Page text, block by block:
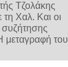
Τζολάκης
Χαλ. Και οι
συζήτησης
μεταγραφή του